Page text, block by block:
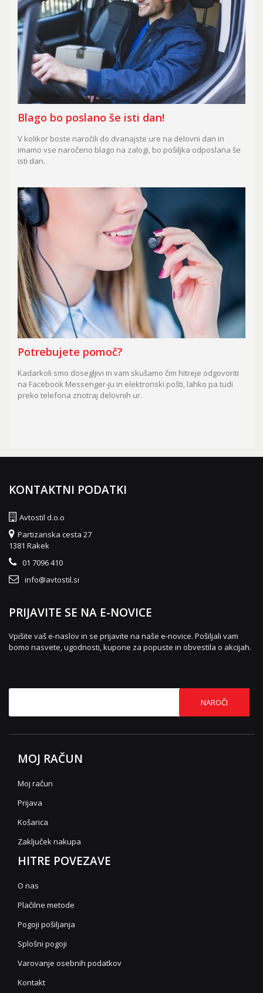
Blago bo poslano še isti dan!
V kolikor boste naročili do dvanajste ure na delovni dan in
imamo vse naročeno blago na zalogi, bo pošiljka odposlana še
isti dan.
Potrebujete pomoč?
Kadarkoli smo dosegljivi in vam skušamo čim hitreje odgovoriti
na Facebook Messenger-ju in elektronski pošti, lahko pa tudi
preko telefona znotraj delovnih ur.
KONTAKTNI PODATKI
Avtostil d.o.o
Partizanska cesta 27
1381 Rakek
01 7096 410
info@avtostil.si
PRIJAVITE SE NA E-NOVICE
Vpišite vaš e-naslov in se prijavite na naše e-novice. Pošiljali vam
bomo nasvete, ugodnosti, kupone za popuste in obvestila o akcijah.
NAROČI
MOJ RAČUN
Moj račun
Prijava
Košarica
Zaključek nakupa
HITRE POVEZAVE
O nas
Plačilne metode
Pogoji pošiljanja
Splošni pogoji
Varovanje osebnih podatkov
Kontakt